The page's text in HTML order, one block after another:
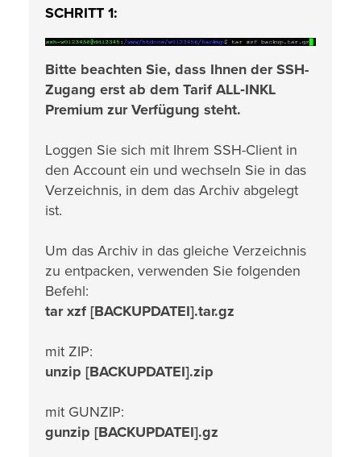
SCHRITT 1:
Bitte beachten Sie, dass Ihnen der SSH-
Zugang erst ab dem Tarif ALL‑INKL
Premium zur Verfügung steht.
Loggen Sie sich mit Ihrem SSH-Client in
den Account ein und wechseln Sie in das
Verzeichnis, in dem das Archiv abgelegt
ist.
Um das Archiv in das gleiche Verzeichnis
zu entpacken, verwenden Sie folgenden
Befehl:
tar xzf [BACKUPDATEI].tar.gz
mit ZIP:
unzip [BACKUPDATEI].zip
mit GUNZIP:
gunzip [BACKUPDATEI].gz